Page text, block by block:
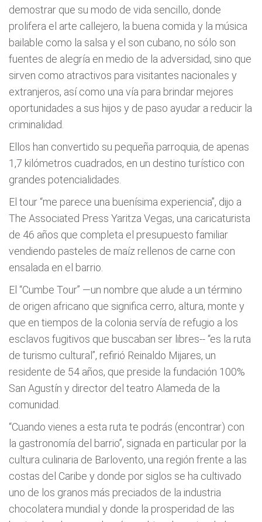
demostrar que su modo de vida sencillo, donde
prolifera el arte callejero, la buena comida y la música
bailable como la salsa y el son cubano, no sólo son
fuentes de alegría en medio de la adversidad, sino que
sirven como atractivos para visitantes nacionales y
extranjeros, así como una vía para brindar mejores
oportunidades a sus hijos y de paso ayudar a reducir la
criminalidad.
Ellos han convertido su pequeña parroquia, de apenas
1,7 kilómetros cuadrados, en un destino turístico con
grandes potencialidades.
El tour “me parece una buenísima experiencia”, dijo a
The Associated Press Yaritza Vegas, una caricaturista
de 46 años que completa el presupuesto familiar
vendiendo pasteles de maíz rellenos de carne con
ensalada en el barrio.
El “Cumbe Tour” —un nombre que alude a un término
de origen africano que significa cerro, altura, monte y
que en tiempos de la colonia servía de refugio a los
esclavos fugitivos que buscaban ser libres-- “es la ruta
de turismo cultural”, refirió Reinaldo Mijares, un
residente de 54 años, que preside la fundación 100%
San Agustín y director del teatro Alameda de la
comunidad.
“Cuando vienes a esta ruta te podrás (encontrar) con
la gastronomía del barrio”, signada en particular por la
cultura culinaria de Barlovento, una región frente a las
costas del Caribe y donde por siglos se ha cultivado
uno de los granos más preciados de la industria
chocolatera mundial y donde la prosperidad de las